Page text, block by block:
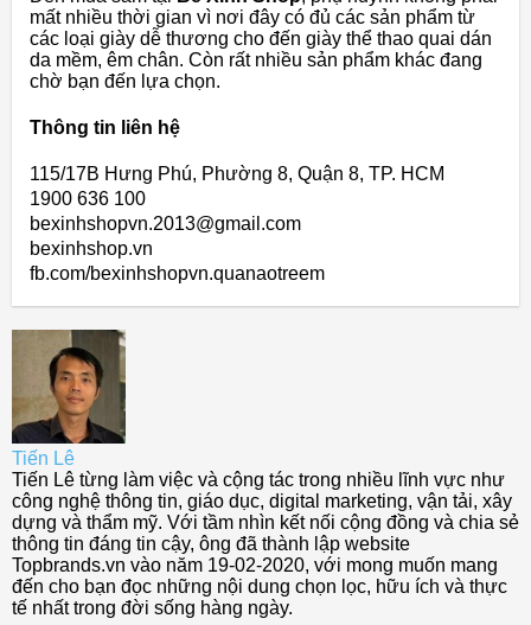
mất nhiều thời gian vì nơi đây có đủ các sản phẩm từ
các loại giày dễ thương cho đến giày thể thao quai dán
da mềm, êm chân. Còn rất nhiều sản phẩm khác đang
chờ bạn đến lựa chọn.
Thông tin liên hệ
115/17B Hưng Phú, Phường 8, Quận 8, TP. HCM
1900 636 100
bexinhshopvn.2013@gmail.com
bexinhshop.vn
fb.com/bexinhshopvn.quanaotreem
Tiến Lê
Tiến Lê từng làm việc và cộng tác trong nhiều lĩnh vực như
công nghệ thông tin, giáo dục, digital marketing, vận tải, xây
dựng và thẩm mỹ. Với tầm nhìn kết nối cộng đồng và chia sẻ
thông tin đáng tin cậy, ông đã thành lập website
Topbrands.vn vào năm 19-02-2020, với mong muốn mang
đến cho bạn đọc những nội dung chọn lọc, hữu ích và thực
tế nhất trong đời sống hàng ngày.